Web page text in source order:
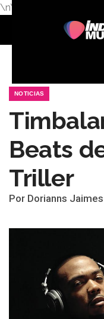
\n\n
NOTICIAS
Beats
Triller
Por Dorianns Jaimes